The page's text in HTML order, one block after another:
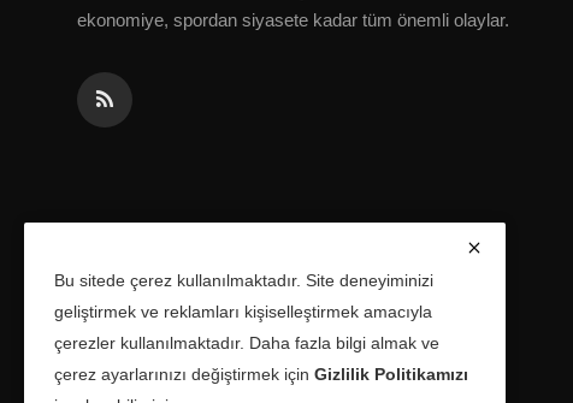
ekonomiye, spordan siyasete kadar tüm önemli olaylar.
Bu sitede çerez kullanılmaktadır. Site deneyiminizi
geliştirmek ve reklamları kişiselleştirmek amacıyla
çerezler kullanılmaktadır. Daha fazla bilgi almak ve
çerez ayarlarınızı değiştirmek için Gizlilik Politikamızı